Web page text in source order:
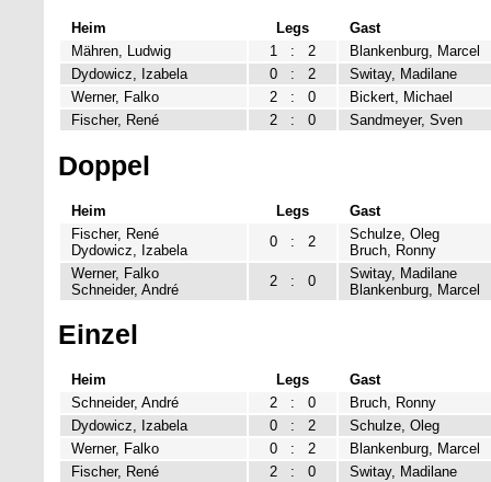
Heim Legs
Gast
Mähren, Ludwig
1 : 2
Blankenburg, Marcel
Dydowicz, Izabela
0 : 2
Switay, Madilane
Werner, Falko
2 : 0
Bickert, Michael
Fischer, René
2 : 0 Sandmeyer, Sven
Doppel
Heim Legs
Gast
Fischer, René
Dydowicz, Izabela
0 : 2
Schulze, Oleg
Bruch, Ronny
Werner, Falko
Schneider, André
2 : 0
Switay, Madilane
Blankenburg, Marcel
Einzel
Heim Legs
Gast
Schneider, André
2 : 0
Bruch, Ronny
Dydowicz, Izabela
0 : 2
Schulze, Oleg
Werner, Falko
0 : 2
Blankenburg, Marcel
Fischer, René
2 : 0 Switay, Madilane